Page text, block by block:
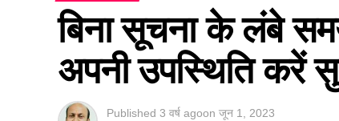
बिना सूचना के लंबे
अपनी उपस्थिति करें
Published 3 वर्ष agoon जून 1, 2023